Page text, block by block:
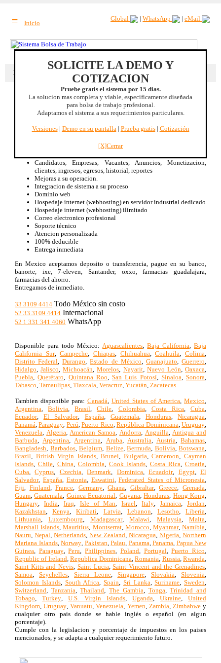
≡ Inicio
Global | WhatsApp | eMail
SOLICITE LA DEMO Y
COTIZACION
Pruebe gratis el sistema por 15 dias.
La solucion mas completa y viable, especificamente diseñada
para bolsa de trabajo profesional.
Adaptamos el sistema a sus requerimientos particulares.
Versiones| Demo en su pantalla| Prueba gratis| Cotización
[X]Cerrar
Beneficio extra : Incremento de trafico a su sitio web. |
Jalisco, MEXICO
Sistema Bolsa de Trabajo
adaptado.
Disponible 100% bilingüe Inglés/Español
Candidatos, Empresas, Vacantes, Anuncios, Monetizacion,
clientes, ingresos, egresos, historial, reportes
Mejoras a su operacion.
Integracion de sistema a su proceso
Dominio web
Hospedaje internet (webhosting) en servidor industrial dedicado
Hospedaje internet (webhosting) ilimitado
Correo electronico profesional
Soporte técnico
Atencion personalizada
100% deducible
Entrega inmediata
En Mexico aceptamos deposito o transferencia, pague en su banco,
banorte, ixe, 7-eleven, Santander, oxxo, farmacias guadalajara,
farmacias del ahorro.
Entregamos de inmediato.
33 3109 4414 Todo México sin costo
52 33 3109 4414 Internacional
52 1 331 341 4060 WhatsApp
Disponible para todo México:Aguascalientes,Baja California,Baja
California Sur,Campeche,Chiapas, Chihuahua,Coahuila,Colima,
Distrito Federal,Durango,Estado de México, Guanajuato,Guerrero,
Hidalgo,Jalisco,Michoacán,Morelos, Nayarit, Nuevo León,Oaxaca,
Puebla,Querétaro, Quintana Roo, San Luis Potosí, Sinaloa, Sonora,
Tabasco, Tamaulipas, Tlaxcala, Veracruz, Yucatán, Zacatecas
Tambien disponible para: Canadá, United States of America, Mexico,
Argentina,Bolivia,Brasil,Chile, Colombia, Costa Rica,Cuba,
Ecuador,El Salvador, España, Guatemala, Honduras,Nicaragua,
Panamá,Paraguay, Perú,Puerto Rico,República Dominicana,Uruguay,
Venezuela, Algeria,American Samoa, Andorra, Anguilla,Antigua and
Barbuda,Argentina,Argentina, Aruba, Australia, Austria,Bahamas,
Bangladesh, Barbados, Belgium, Belize, Bermuda, Bolivia, Botswana,
Brazil, British Virgin Islands,Brunei, Bulgaria,Cameroon,Cayman
Islands, Chile, China, Colombia, Cook Islands, Costa Rica, Croatia,
Cuba,Cyprus, Czechia,Denmark, Dominica,Ecuadoir, Egypt,El
Salvador, España, Estonia, Eswatini,Federated States of Micronesia,
Fiji, Finland,France, Germany,Ghana, Gibraltar,Greece,Grenada,
Guam,Guatemala, Guinea Ecuatorial, Guyana,Honduras, Hong Kong,
Hungary, India, Iraq, Isle of Man,Israel,Italy,Jamaica,Jordan,
Kazakhstan,Kenya,Kiribati, Latvia, Lebanon, Lesotho,Liberia,
Lithuania, Luxembourg, Madagascar,Malawi,Malaysia,Malta,
Marshall Islands,Mauritius, Montserrat, Morocco, Myanmar,Namibia,
Nauru,Nepal,Netherlands,New Zealand, Nicaragua, Nigeria,Northern
Mariana Islands, Norway, Pakistan, Palau, Panama, Panama, Papua New
Guinea, Paraguay,Peru,Philippines, Poland, Portugal,Puerto Rico,
Republic of Ireland, Republica Dominicana,Romania, Russia,Rwanda,
Saint Kitts and Nevis, Saint Lucia,Saint Vincent and the Grenadines,
Samoa, Seychelles, Sierra Leone, Singapore, Slovakia, Slovenia,
Solomon Islands, South Africa, Spain, Sri Lanka,Suriname, Sweden,
Switzerland, Tanzania,Thailand,The Gambia, Tonga,Trinidad and
Tobago, Turkey, U.S. Virgin Islands, Uganda, Ukraine, United
Kingdom,Uruguay,Vanuatu,Venezuela, Yemen, Zambia, Zimbabwey
cualquier otro pais donde se hable inglés o español (en algun
porcentaje).
Cumple con la legislacion y porcentaje de impuestos en los paises
mencionados, y se adapta a cualquier requerimiento futuro.